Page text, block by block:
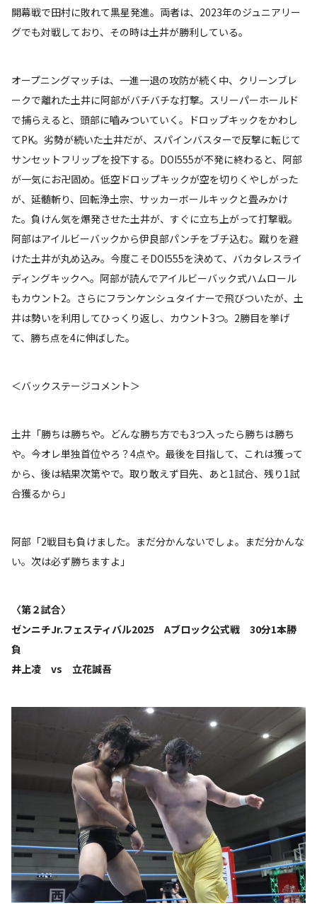
開幕戦で田村に敗れて黒星発進。両者は、2023年のジュニアリー
グでも対戦しており、その時は土井が勝利している。
オープニングマッチは、一進一退の攻防が続く中、クリーンブレ
ークで離れた土井に阿部がバチバチな打撃。スリーパーホールド
で捕らえると、頭部に嚙みついていく。ドロップキックをかわし
てPK。劣勢が続いた土井だが、スパインバスターで反撃に転じて
サンセットフリップを投下する。DOI555が不発に終わると、阿部
が一気にお卍固め。低空ドロップキックが空を切りくやしがった
が、延髄斬り、回転浄土宗、サッカーボールキックと畳みかけ
た。負けん気を爆発させた土井が、すぐに立ち上がって打撃戦。
阿部はアイルビーバックから伊良部パンチをブチ込む。蹴りを避
けた土井が丸め込み。今度こそDOI555を決めて、バカタレスライ
ディングキックへ。阿部が読んでアイルビーバック式ハムロール
もカウント2。さらにフランケンシュタイナーで飛びついたが、土
井は勢いを利用してひっくり返し、カウント3つ。2勝目を挙げ
て、勝ち点を4に伸ばした。
＜バックステージコメント＞
土井「勝ちは勝ちや。どんな勝ち方でも3つ入ったら勝ちは勝ち
や。今オレ単独首位やろ？4点や。最後を目指して、これは獲って
から、後は結果次第やで。取り敢えず目先、あと1試合、残り1試
合獲るから」
阿部「2戦目も負けました。まだ分かんないでしょ。まだ分かんな
い。次は必ず勝ちますよ」
〈第２試合〉
ゼンニチJr.フェスティバル2025 Aブロック公式戦 30分1本勝
負
井上凌 vs 立花誠吾